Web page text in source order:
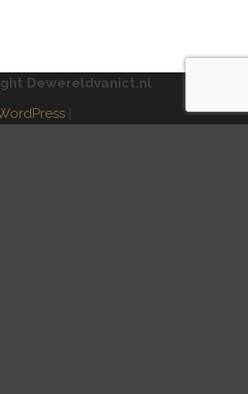
Dewereldvanict.nl